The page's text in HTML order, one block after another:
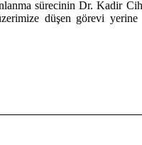
sürecinin Dr. Kadir
düşen görevi